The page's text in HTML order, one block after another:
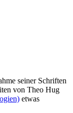
seiner Schriften
von Theo Hug
etwas